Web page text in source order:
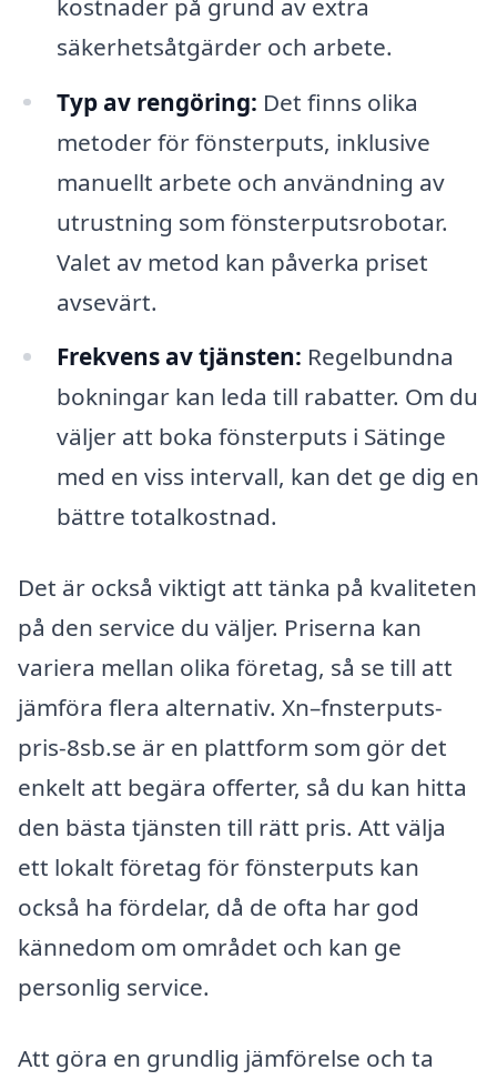
kostnader på grund av extra
säkerhetsåtgärder och arbete.
Typ av rengöring: Det finns olika
metoder för fönsterputs, inklusive
manuellt arbete och användning av
utrustning som fönsterputsrobotar.
Valet av metod kan påverka priset
avsevärt.
Frekvens av tjänsten: Regelbundna
bokningar kan leda till rabatter. Om du
väljer att boka fönsterputs i Sätinge
med en viss intervall, kan det ge dig en
bättre totalkostnad.
Det är också viktigt att tänka på kvaliteten
på den service du väljer. Priserna kan
variera mellan olika företag, så se till att
jämföra flera alternativ. Xn–fnsterputs-
pris-8sb.se är en plattform som gör det
enkelt att begära offerter, så du kan hitta
den bästa tjänsten till rätt pris. Att välja
ett lokalt företag för fönsterputs kan
också ha fördelar, då de ofta har god
kännedom om området och kan ge
personlig service.
Att göra en grundlig jämförelse och ta